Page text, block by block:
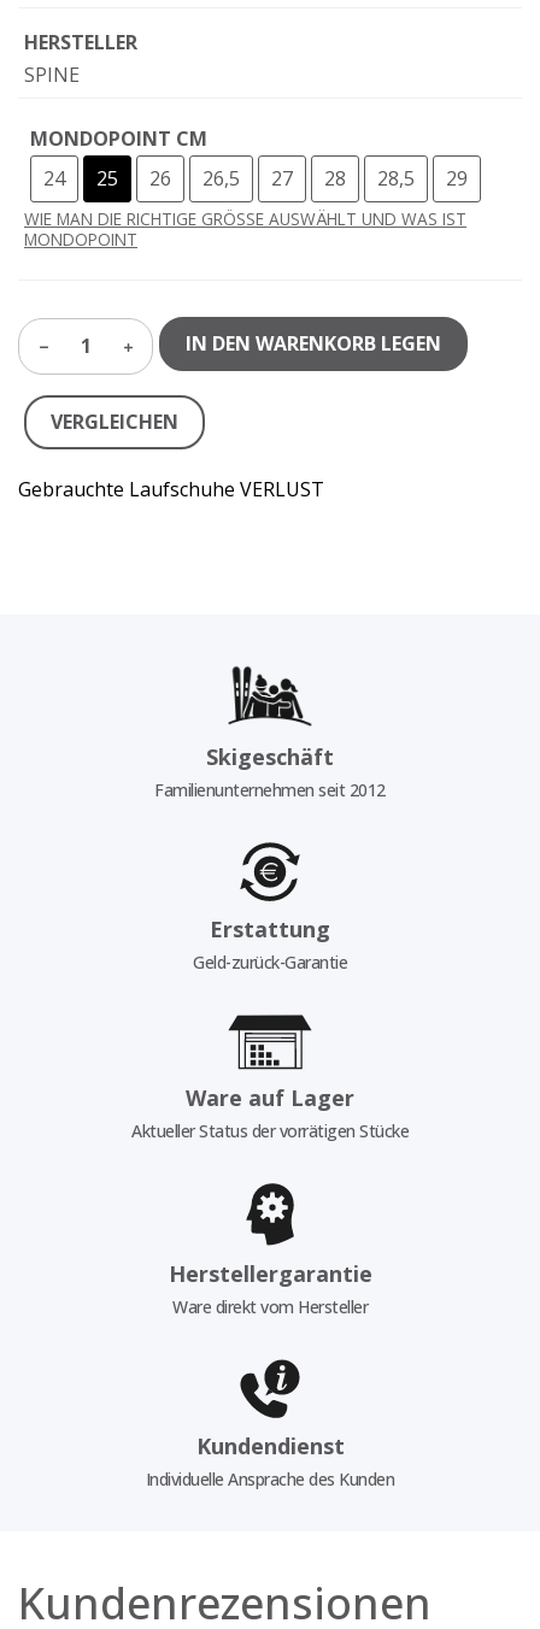
HERSTELLER
SPINE
MONDOPOINT CM
24
25 26 26,5 27 28 28,5 29
WIE MAN DIE RICHTIGE GRÖSSE AUSWÄHLT UND WAS IST
MONDOPOINT
1 IN DEN WARENKORB LEGEN
VERGLEICHEN
Gebrauchte Laufschuhe VERLUST
Skigeschäft
Familienunternehmen seit 2012
Erstattung
Geld-zurück-Garantie
Ware auf Lager
Aktueller Status der vorrätigen Stücke
Herstellergarantie
Ware direkt vom Hersteller
Kundendienst
Individuelle Ansprache des Kunden
Kundenrezensionen